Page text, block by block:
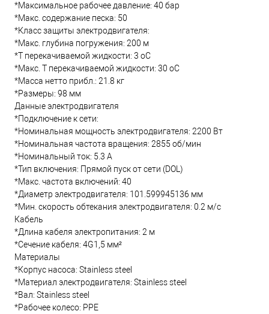
*Максимальное рабочее давление: 40 бар
*Макс. содержание песка: 50
*Класс защиты электродвигателя:
*Макс. глубина погружения: 200 м
*Т перекачиваемой жидкости: 3 oC
*Макс. T перекачиваемой жидкости: 30 oC
*Масса нетто прибл.: 21.8 кг
*Размеры: 98 мм
Данные электродвигателя
*Подключение к сети:
*Номинальная мощность электродвигателя: 2200 Вт
*Номинальная частота вращения: 2855 об/мин
*Номинальный ток: 5.3 А
*Тип включения: Прямой пуск от сети (DOL)
*Макс. частота включений: 40
*Диаметр электродвигателя: 101.599945136 мм
*Мин. скорость обтекания электродвигателя: 0.2 м/с
Кабель
*Длина кабеля электропитания: 2 м
*Сечение кабеля: 4G1,5 мм²
Материалы
*Корпус насоса: Stainless steel
*Материал электродвигателя: Stainless steel
*Вал: Stainless steel
*Рабочее колесо: PPE